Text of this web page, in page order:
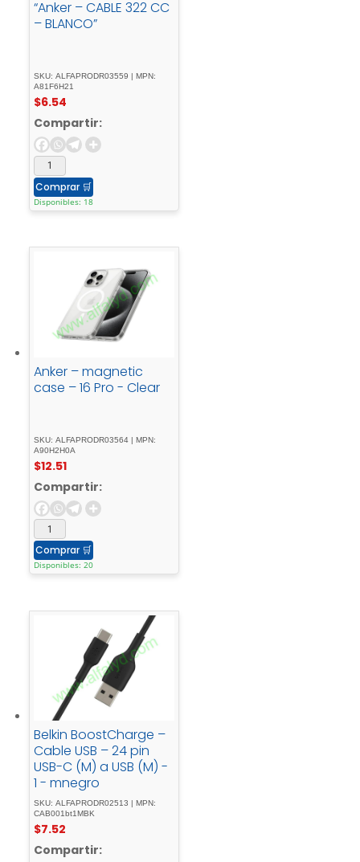
“Anker – CABLE 322 CC
– BLANCO”
SKU: ALFAPRODR03559 | MPN:
A81F6H21
$6.54
Compartir:
Comprar 🛒
Disponibles: 18
Anker – magnetic
case – 16 Pro - Clear
SKU: ALFAPRODR03564 | MPN:
A90H2H0A
$12.51
Compartir:
Comprar 🛒
Disponibles: 20
Belkin BoostCharge –
Cable USB – 24 pin
USB-C (M) a USB (M) -
1 - mnegro
SKU: ALFAPRODR02513 | MPN:
CAB001bt1MBK
$7.52
Compartir: